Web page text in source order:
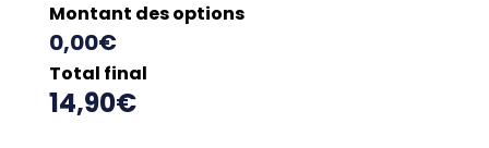
Montant des options
0,00€
Total final
14,90€